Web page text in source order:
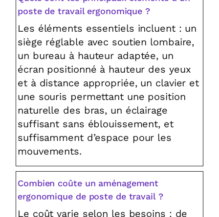
poste de travail ergonomique ?
Les éléments essentiels incluent : un
siège réglable avec soutien lombaire,
un bureau à hauteur adaptée, un
écran positionné à hauteur des yeux
et à distance appropriée, un clavier et
une souris permettant une position
naturelle des bras, un éclairage
suffisant sans éblouissement, et
suffisamment d’espace pour les
mouvements.
Combien coûte un aménagement
ergonomique de poste de travail ?
Le coût varie selon les besoins : de